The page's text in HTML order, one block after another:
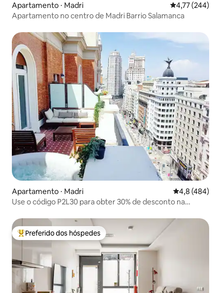
Apartamento ⋅ Madri 4,77 de uma
4,77 (244)
Apartamento no centro de Madri Barrio Salamanca
Apartamento ⋅ Madri 4,8 de uma
4,8 (484)
Use o código P2L30 para obter 30% de desconto na
Entre os melhores preferidos dos hóspedes
Preferido dos hóspedes